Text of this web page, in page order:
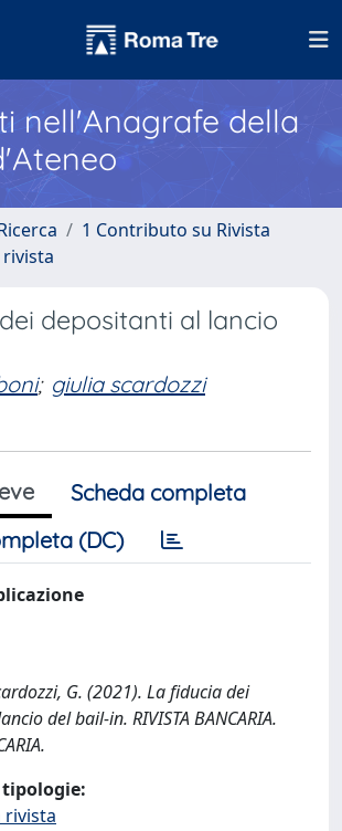
nell'Anagrafe della
1 Contributo su Rivista
depositanti al lancio
; giulia scardozzi
Scheda completa
(DC)
G. (2021). La fiducia dei
del bail-in. RIVISTA BANCARIA.
rivista